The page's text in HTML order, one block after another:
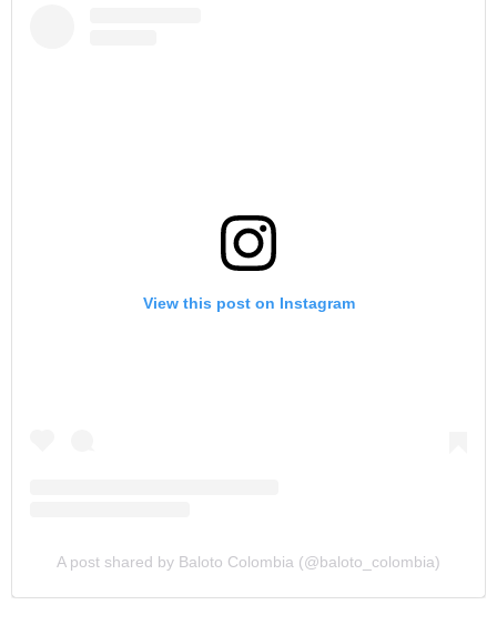
View this post on Instagram
A post shared by Baloto Colombia (@baloto_colombia)